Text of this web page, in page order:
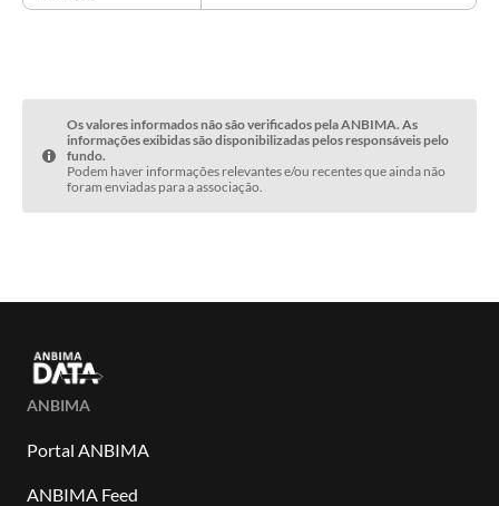
Os valores informados não são verificados pela ANBIMA. As
informações exibidas são disponibilizadas pelos responsáveis pelo
fundo.
Podem haver informações relevantes e/ou recentes que ainda não
foram enviadas para a associação.
ANBIMA
Portal ANBIMA
ANBIMA Feed